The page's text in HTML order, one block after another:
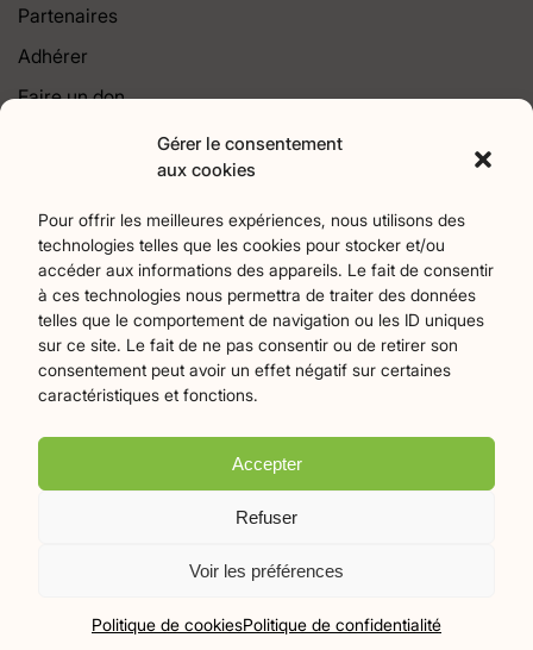
Gérer le consentement
aux cookies
Pour offrir les meilleures expériences, nous utilisons des
technologies telles que les cookies pour stocker et/ou
accéder aux informations des appareils. Le fait de consentir
à ces technologies nous permettra de traiter des données
telles que le comportement de navigation ou les ID uniques
sur ce site. Le fait de ne pas consentir ou de retirer son
consentement peut avoir un effet négatif sur certaines
caractéristiques et fonctions.
Accepter
Refuser
Voir les préférences
Politique de cookiesPolitique de confidentialité
Partenaires
Adhérer
Faire un don
Agriculture18 Art et culture256 Associations 22
Bien-Etre 2 chronique7 Collectivités territoriales79
Commerces Divers Économie et emploi 61
Éducation94 Évènements373 Histoire et patrimoine174
La parole à nos lecteurs1 Nature et écologie75 Santé
sport27 Tourisme 19
Mentions légales
© 2026 Le Mille-Pattes - Tous droits réservés